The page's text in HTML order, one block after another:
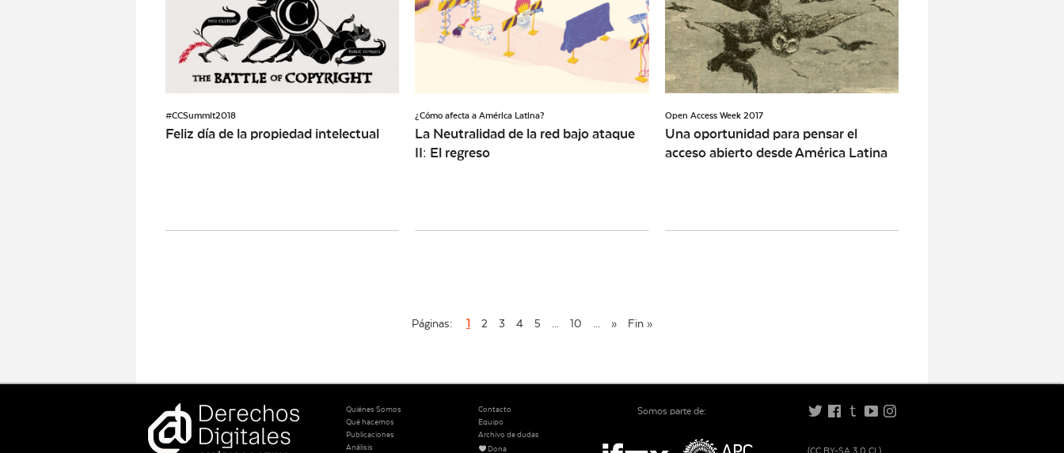
#CCSummit2018
Feliz día de la propiedad intelectual
¿Cómo afecta a América Latina?
La Neutralidad de la red bajo ataque
II: El regreso
Open Access Week 2017
Una oportunidad para pensar el
acceso abierto desde América Latina
Páginas: 1 2 3 4 5 ... 10 ... » Fin »
Quiénes Somos
Qué hacemos
Publicaciones
Análisis
Contacto
Equipo
Archivo de dudas
Dona
Somos parte de: t